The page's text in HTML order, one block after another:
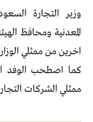
وزير التجارة
المعدنية ومحافظ
اخرين من ممثلي
كما اصطحب الوفد
ممثلي الشركات